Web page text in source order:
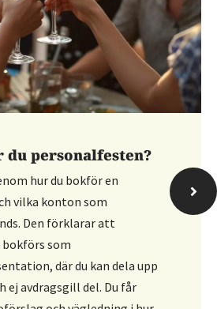
personalfesten?
hur du bokför en
vilka konton som
Den förklarar att
som
där du kan dela upp
ej avdragsgill del. Du får